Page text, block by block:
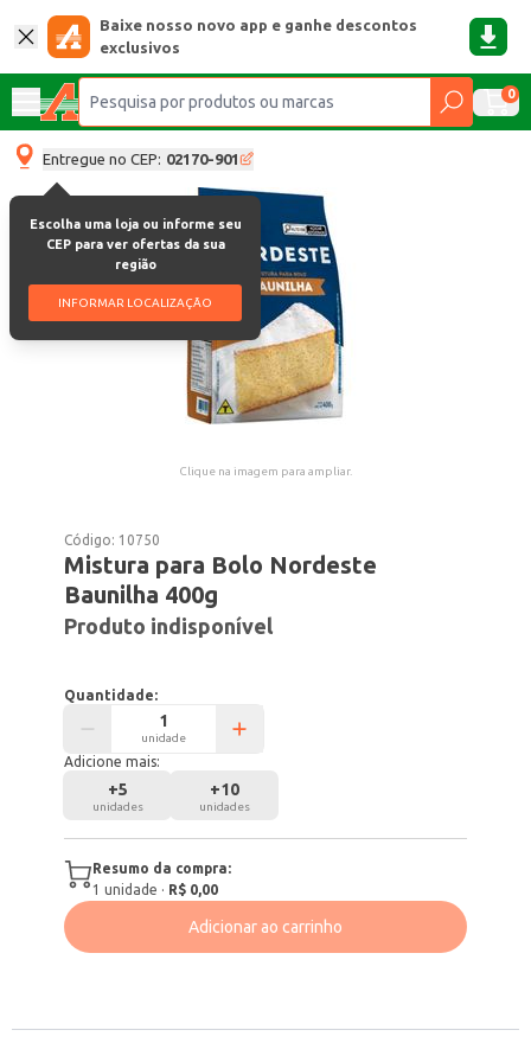
Baixe nosso novo app e ganhe descontos
exclusivos
0
Entregue no CEP: 02170-901
Escolha uma loja ou informe seu
CEP para ver ofertas da sua
região
INFORMAR LOCALIZAÇÃO
Clique na imagem para ampliar.
Código: 10750
Mistura para Bolo Nordeste
Baunilha 400g
Produto indisponível
Quantidade:
unidade
Adicione mais:
+5
unidades
+10
unidades
Resumo da compra:
1 unidade · R$ 0,00
Adicionar ao carrinho